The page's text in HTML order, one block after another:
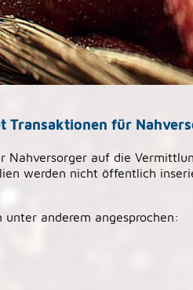
Transaktionen für
Nahversorger auf die
werden nicht öffentlich
anderem angesprochen: